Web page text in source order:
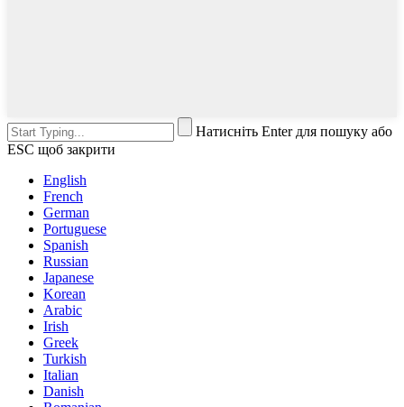
Натисніть Enter для пошуку або
ESC щоб закрити
English
French
German
Portuguese
Spanish
Russian
Japanese
Korean
Arabic
Irish
Greek
Turkish
Italian
Danish